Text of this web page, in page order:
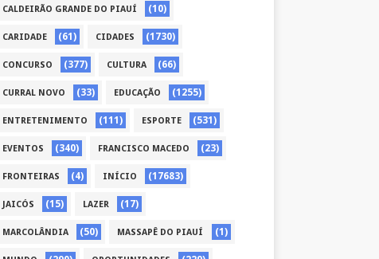
CALDEIRÃO GRANDE DO PIAUÍ (10)
CARIDADE (61) CIDADES (1730)
CONCURSO (377) CULTURA (66)
CURRAL NOVO (33) EDUCAÇÃO (1255)
ENTRETENIMENTO (111) ESPORTE (531)
EVENTOS (340) FRANCISCO MACEDO (23)
FRONTEIRAS (4) INÍCIO (17683)
JAICÓS (15) LAZER (17)
MARCOLÂNDIA (50) MASSAPÊ DO PIAUÍ (1)